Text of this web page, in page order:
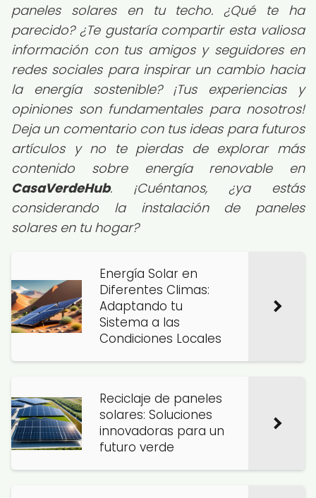
paneles solares en tu techo. ¿Qué te ha
parecido? ¿Te gustaría compartir esta valiosa
información con tus amigos y seguidores en
redes sociales para inspirar un cambio hacia
la energía sostenible? ¡Tus experiencias y
opiniones son fundamentales para nosotros!
Deja un comentario con tus ideas para futuros
artículos y no te pierdas de explorar más
contenido sobre energía renovable en
CasaVerdeHub. ¡Cuéntanos, ¿ya estás
considerando la instalación de paneles
solares en tu hogar?
Energía Solar en
Diferentes Climas:
Adaptando tu
Sistema a las
Condiciones Locales
Reciclaje de paneles
solares: Soluciones
innovadoras para un
futuro verde